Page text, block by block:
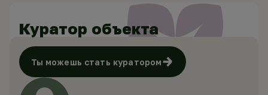
Куратор объекта
Ты можешь стать куратором